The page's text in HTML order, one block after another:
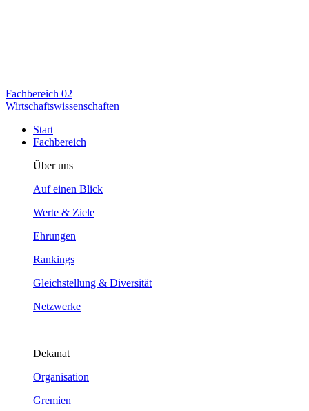
Fachbereich 02
Wirtschaftswissenschaften
Start
Fachbereich
Über uns
Auf einen Blick
Werte & Ziele
Ehrungen
Rankings
Gleichstellung & Diversität
Netzwerke
Dekanat
Organisation
Gremien